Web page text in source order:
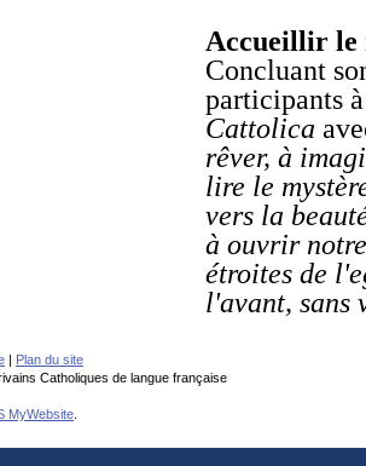
Accueillir le
Concluant
participants
Cattolica
rêver, à
lire le
vers la
à ouvrir
étroites de
l'avant, sans
| Plan du site
Catholiques de langue française
MyWebsite